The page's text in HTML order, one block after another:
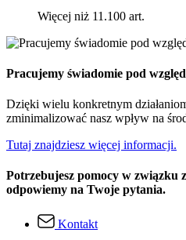
Więcej niż 11.100 art.
Pracujemy świadomie pod
Dzięki wielu konkretnym
zminimalizować nasz wpływ na
Tutaj znajdziesz więcej informacji.
Potrzebujesz pomocy w związku
odpowiemy na Twoje pytania.
Kontakt